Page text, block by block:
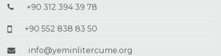
+90 312 394 39 78
+90 552 838 83 50
info@yeminlitercume.org